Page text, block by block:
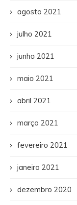
agosto 2021
julho 2021
junho 2021
maio 2021
abril 2021
março 2021
fevereiro 2021
janeiro 2021
dezembro 2020